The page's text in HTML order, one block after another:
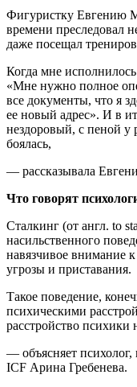
Фигуристку Евгению
времени преследовал
даже посещал
Когда мне
«Мне нужно полное
все документы, что я
ее новый адрес». И в
нездоровый, с пеной у
боялась,
— рассказывала
Что говорят
Сталкинг (от англ. to
насильственного
навязчивое внимание
угрозы и приставания.
Такое поведение,
психическими
расстройство психики
— объясняет психолог,
ICF Арина Гребенева.